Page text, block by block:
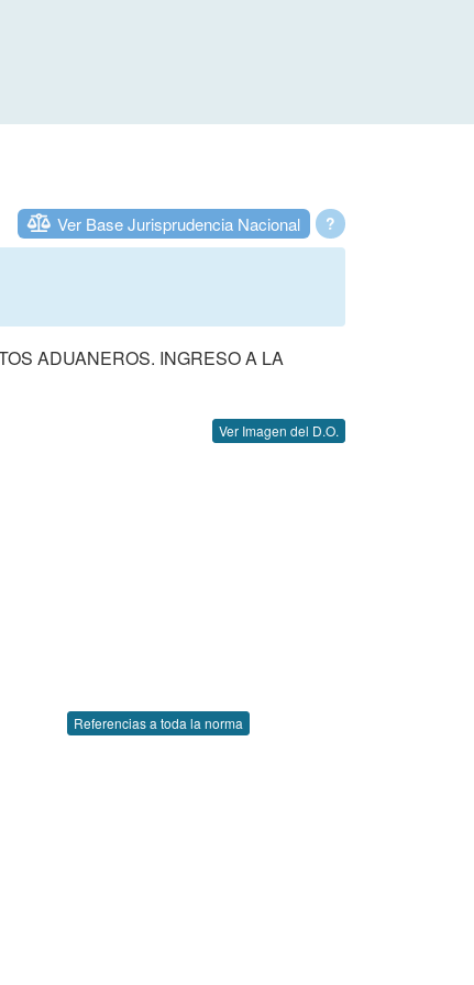
?
Ver Base Jurisprudencia Nacional
ADUANEROS. INGRESO A LA
Ver Imagen del D.O.
Referencias a toda la norma